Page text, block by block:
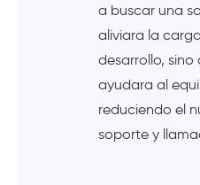
a buscar una
aliviara la
desarrollo,
ayudara al
reduciendo el
soporte y